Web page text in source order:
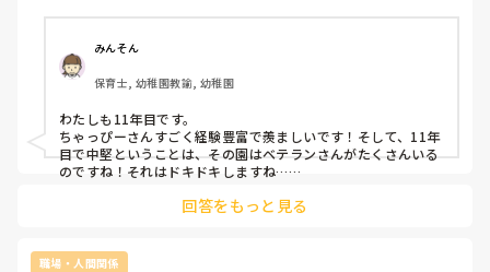
と言われました。
繋がらなかった時も3人くらいに、繋がらなかったです、気
にかけてって言っていました〜とかって言われ、すいません
って感じでした。
その時の4階の担当をしている人がたまたまその人だったか
ら言われたっていうこともあって私が悪い感じに言われてし
まいなんかしんどくなりました。
電話がかかってくるのがわかっていたのに気にかけるこ
その子にも直接謝りました。
また、未婚で子育て経験もないので、主任なんて自分には絶
対できないよと思っている自分がいます。
もちろん頼まれるのは光栄なことなのですが、どうこの気持
みんそん
保育士, 幼稚園教諭, 幼稚園
わたしも11年目です。
ちゃっぴーさんすごく経験豊富で羨ましいです！そして、11年
目で中堅ということは、その園はベテランさんがたくさんいる
のですね！それはドキドキしますね…
わたしのときは主任兼担任だったので、とっても大変でした…
回答をもっと見る
職場・人間関係